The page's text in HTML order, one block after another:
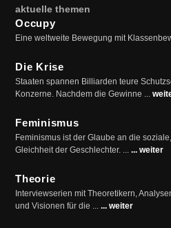
aktuelle themen
Occupy
Eine weltweite Bewegung mit
Die Krise
Staaten spannen Billiarden teure
Konzerne. Nachdem die Gewinne ...
Feminismus
Feminismus ist der Glaube an die
Gleichheit der Geschlechter. ... ... weiter
Theorie
Interviewserien mit Theoretikern,
und Visionen für die ... ... weiter